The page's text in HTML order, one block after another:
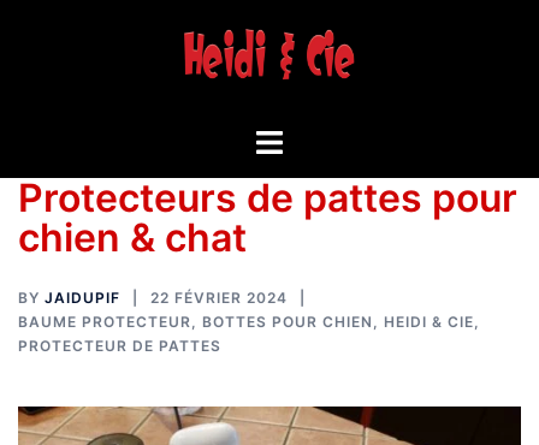
Toggle
menu
Protecteurs de pattes pour
chien & chat
BY JAIDUPIF
22 FÉVRIER 2024
BAUME PROTECTEUR, BOTTES POUR CHIEN , HEIDI & CIE,
PROTECTEUR DE PATTES